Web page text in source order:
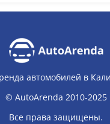
автомобилей в
© AutoArenda 2010-2025
Все права защищены.